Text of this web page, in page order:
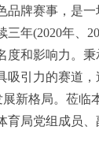
品牌赛事，是
年(2020年、
度和影响力。
引力的赛道，
新格局。莅临
育局党组成员